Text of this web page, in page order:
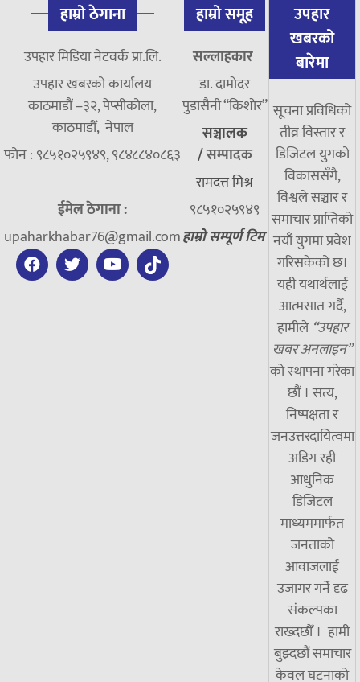
हाम्रो ठेगाना
उपहार मिडिया नेटवर्क प्रा.लि.
उपहार खबरको कार्यालय
काठमाडौं –३२, पेप्सीकोला,
काठमाडौँ, नेपाल
फोन : ९८५१०२५९४९, ९८४८८४०८६३
ईमेल ठेगाना :
upaharkhabar76@gmail.com
हाम्रो समूह
सल्लाहकार
डा. दामाेदर
पुडासैनी “किशाेर”
सञ्चालक
/सम्पादक
रामदत्त मिश्र
९८५१०२५९४९
हाम्रो सम्पूर्ण टिम
उपहार
खबरको
बारेमा
सूचना प्रविधिको
तीव्र विस्तार र
डिजिटल युगको
विकाससँगै,
विश्वले सञ्चार र
समाचार प्राप्तिको
नयाँ युगमा प्रवेश
गरिसकेको छ।
यही यथार्थलाई
आत्मसात गर्दै,
हामीले “उपहार
खबर अनलाइन”
को स्थापना गरेका
छौं । सत्य,
निष्पक्षता र
जनउत्तरदायित्वमा
अडिग रही
आधुनिक
डिजिटल
माध्यममार्फत
जनताको
आवाजलाई
उजागर गर्ने दृढ
संकल्पका
राख्दछौँ । हामी
बुझ्दछौं समाचार
केवल घटनाको